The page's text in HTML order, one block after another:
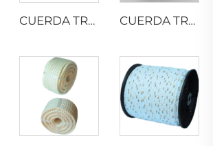
CUERDA TRENZADA DE PP CON PLOMO CUERDA TRENZADA DE PP CON PLOMO